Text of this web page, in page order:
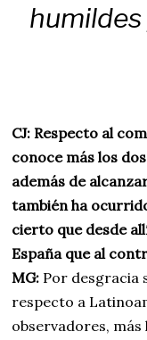
humildes
CJ: Respecto al
conoce más los
además de
también ha
cierto que desde
España que al
MG: Por desgracia
respecto a
observadores,